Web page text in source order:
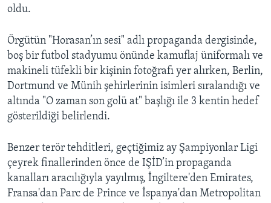
oldu.
Örgütün "Horasan’ın sesi" adlı propaganda dergisinde,
boş bir futbol stadyumu önünde kamuflaj üniformalı ve
makineli tüfekli bir kişinin fotoğrafı yer alırken, Berlin,
Dortmund ve Münih şehirlerinin isimleri sıralandığı ve
altında "O zaman son golü at" başlığı ile 3 kentin hedef
gösterildiği belirlendi.
Benzer terör tehditleri, geçtiğimiz ay Şampiyonlar Ligi
çeyrek finallerinden önce de IŞİD’in propaganda
kanalları aracılığıyla yayılmış, İngiltere'den Emirates,
Fransa'dan Parc de Prince ve İspanya'dan Metropolitan